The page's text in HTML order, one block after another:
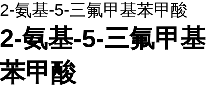
2-氨基-5-三氟甲基苯甲酸
2-氨基-5-三氟甲基
苯甲酸